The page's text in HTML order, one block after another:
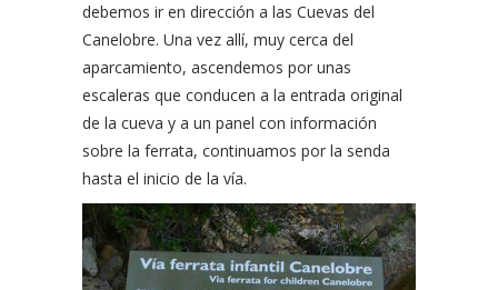
debemos ir en dirección a las Cuevas del
Canelobre. Una vez allí, muy cerca del
aparcamiento, ascendemos por unas
escaleras que conducen a la entrada original
de la cueva y a un panel con información
sobre la ferrata, continuamos por la senda
hasta el inicio de la vía.